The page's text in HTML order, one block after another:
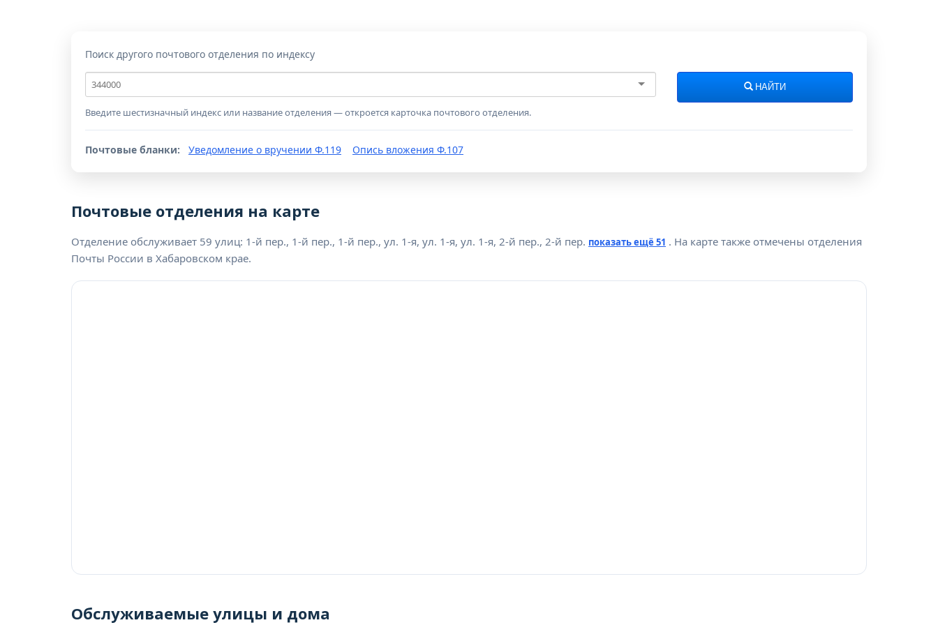
Поиск другого почтового отделения по индексу
Почтовый
индекс
Введите шестизначный индекс или название отделения — откроется карточка почтового отделения.
НАЙТИ
Почтовые бланки: Уведомление о вручении Ф.119 Опись вложения Ф.107
Почтовые отделения на карте
Отделение обслуживает 59 улиц: 1-й пер., 1-й пер., 1-й пер., ул. 1-я, ул. 1-я, ул. 1-я, 2-й пер., 2-й пер. показать ещё 51 . На карте также отмечены отделения
Почты России в Хабаровском крае.
Обслуживаемые улицы и дома